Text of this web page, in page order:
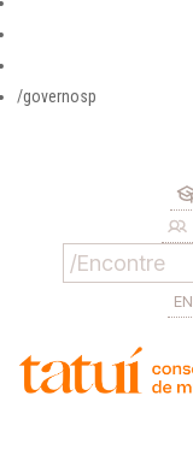
/governosp
EN